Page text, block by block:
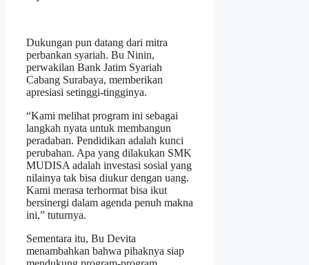
Dukungan pun datang dari mitra
perbankan syariah. Bu Ninin,
perwakilan Bank Jatim Syariah
Cabang Surabaya, memberikan
apresiasi setinggi-tingginya.
“Kami melihat program ini sebagai
langkah nyata untuk membangun
peradaban. Pendidikan adalah kunci
perubahan. Apa yang dilakukan SMK
MUDISA adalah investasi sosial yang
nilainya tak bisa diukur dengan uang.
Kami merasa terhormat bisa ikut
bersinergi dalam agenda penuh makna
ini,” tuturnya.
Sementara itu, Bu Devita
menambahkan bahwa pihaknya siap